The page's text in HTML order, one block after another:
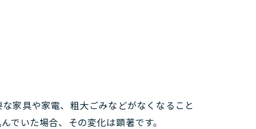
家具や家電、粗大ごみなどがなくなること
でいた場合、その変化は顕著です。